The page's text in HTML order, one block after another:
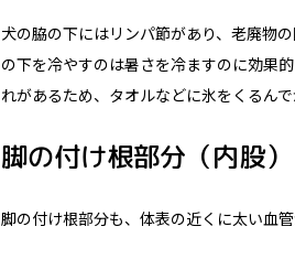
犬の脇の下にはリンパ節があり、老廃物
の下を冷やすのは暑さを冷ますのに効果
れがあるため、タオルなどに氷をくるん
脚の付け根部分（内股）
脚の付け根部分も、体表の近くに太い血